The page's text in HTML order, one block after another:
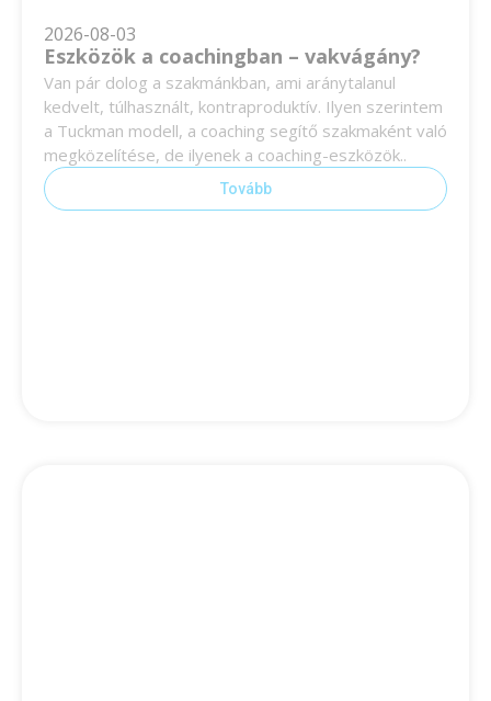
2026-08-03
Eszközök a coachingban – vakvágány?
Van pár dolog a szakmánkban, ami aránytalanul
kedvelt, túlhasznált, kontraproduktív. Ilyen szerintem
a Tuckman modell, a coaching segítő szakmaként való
megközelítése, de ilyenek a coaching-eszközök..
Tovább